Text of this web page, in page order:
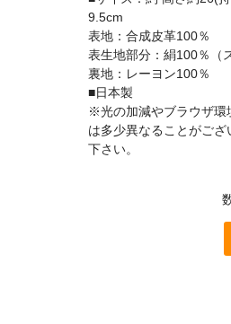
9.5cm
表地：合成皮革100％
表生地部分：絹100％（
裏地：レーヨン100％
■日本製
※光の加減やブラウザ環
は多少異なることがご
下さい。